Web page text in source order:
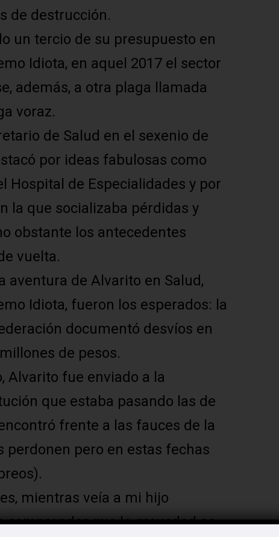
de destrucción.
un tercio de su presupuesto en
Idiota, en aquel 2017 el sector
además, a otra plaga llamada
voraz.
de Salud en el sexenio de
por ideas fabulosas como
Hospital de Especialidades y por
la que socializaba pérdidas y
obstante los antecedentes
vuelta.
aventura de Alvarito en Salud,
Idiota, fueron los esperados: la
documentó desvíos en
de pesos.
Alvarito fue enviado a la
que estaba pasando las de
frente a las fauces de la
perdonen pero en estas fechas
mientras veía a mi hijo
comprender que la gravedad es